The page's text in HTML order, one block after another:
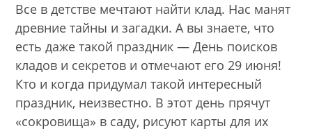
Все в детстве мечтают найти клад. Нас манят
древние тайны и загадки. А вы знаете, что
есть даже такой праздник — День поисков
кладов и секретов и отмечают его 29 июня!
Кто и когда придумал такой интересный
праздник, неизвестно. В этот день прячут
«сокровища» в саду, рисуют карты для их